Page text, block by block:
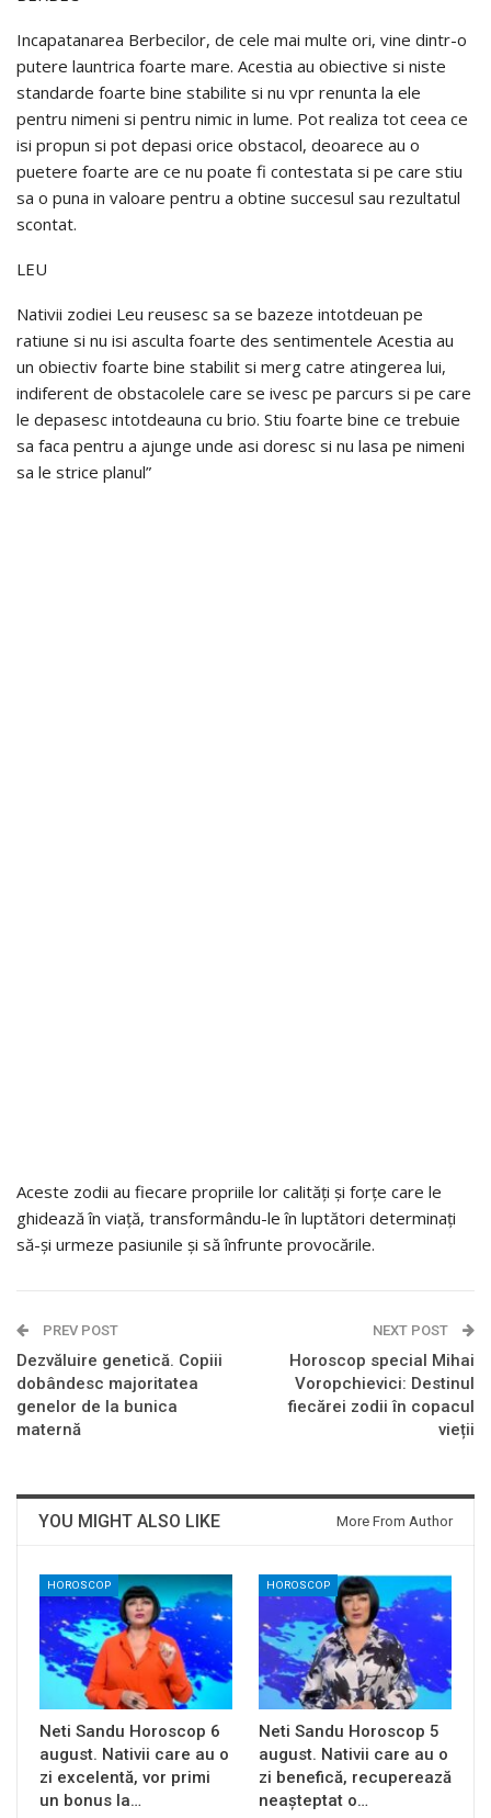
Incapatanarea Berbecilor, de cele mai multe ori, vine dintr-o
putere launtrica foarte mare. Acestia au obiective si niste
standarde foarte bine stabilite si nu vpr renunta la ele
pentru nimeni si pentru nimic in lume. Pot realiza tot ceea ce
isi propun si pot depasi orice obstacol, deoarece au o
puetere foarte are ce nu poate fi contestata si pe care stiu
sa o puna in valoare pentru a obtine succesul sau rezultatul
scontat.
LEU
Nativii zodiei Leu reusesc sa se bazeze intotdeuan pe
ratiune si nu isi asculta foarte des sentimentele Acestia au
un obiectiv foarte bine stabilit si merg catre atingerea lui,
indiferent de obstacolele care se ivesc pe parcurs si pe care
le depasesc intotdeauna cu brio. Stiu foarte bine ce trebuie
sa faca pentru a ajunge unde asi doresc si nu lasa pe nimeni
sa le strice planul”
Aceste zodii au fiecare propriile lor calități și forțe care le
ghidează în viață, transformându-le în luptători determinați
să-și urmeze pasiunile și să înfrunte provocările.
PREV POST
Dezvăluire genetică. Copiii
dobândesc majoritatea
genelor de la bunica
maternă
NEXT POST
Horoscop special Mihai
Voropchievici: Destinul
fiecărei zodii în copacul
vieții
YOU MIGHT ALSO LIKE More From Author
HOROSCOP
Neti Sandu Horoscop 6
august. Nativii care au o
zi excelentă, vor primi
un bonus la…
HOROSCOP
Neti Sandu Horoscop 5
august. Nativii care au o
zi benefică, recuperează
neașteptat o…